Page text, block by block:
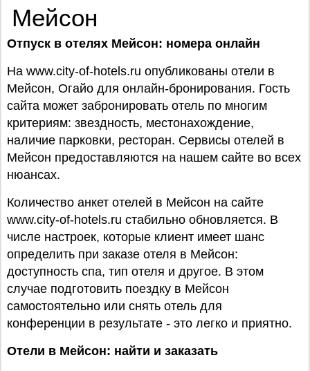
Мейсон
Отпуск в отелях Мейсон: номера онлайн
На www.city-of-hotels.ru опубликованы отели в
Мейсон, Огайо для онлайн-бронирования. Гость
сайта может забронировать отель по многим
критериям: звездность, местонахождение,
наличие парковки, ресторан. Сервисы отелей в
Мейсон предоставляются на нашем сайте во всех
нюансах.
Количество анкет отелей в Мейсон на сайте
www.city-of-hotels.ru стабильно обновляется. В
числе настроек, которые клиент имеет шанс
определить при заказе отеля в Мейсон:
доступность спа, тип отеля и другое. В этом
случае подготовить поездку в Мейсон
самостоятельно или снять отель для
конференции в результате - это легко и приятно.
Отели в Мейсон: найти и заказать